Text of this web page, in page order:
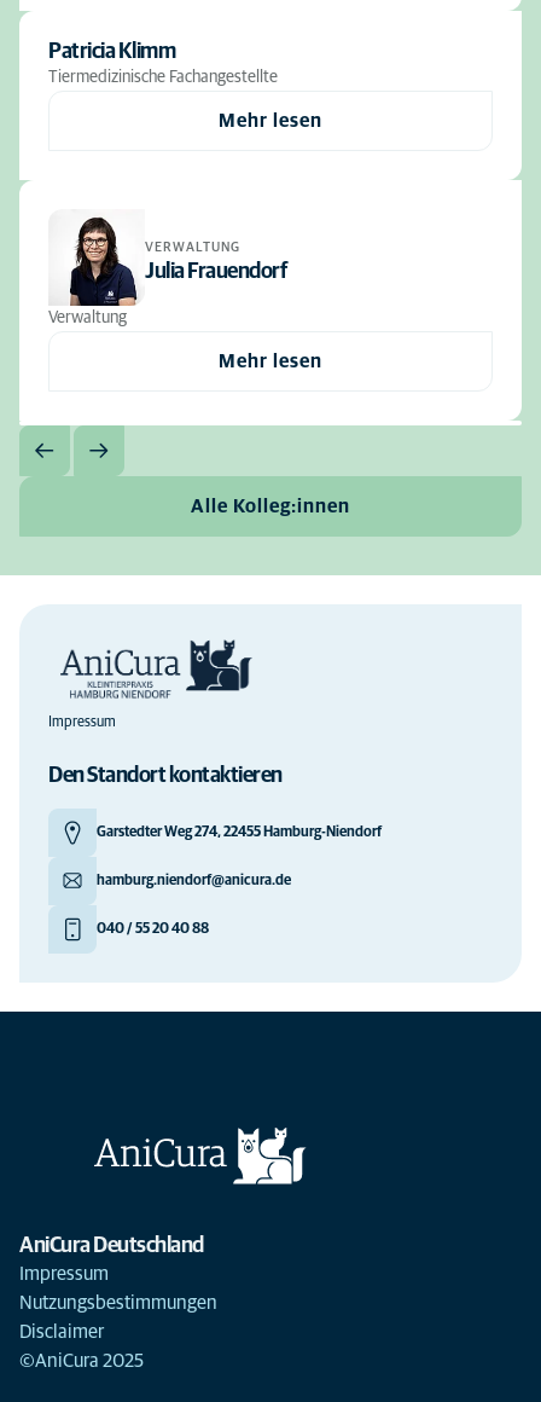
Patricia Klimm
Tiermedizinische Fachangestellte
Mehr lesen
VERWALTUNG
Julia Frauendorf
Verwaltung
Mehr lesen
Alle Kolleg:innen
Impressum
Den Standort kontaktieren
Garstedter Weg 274, 22455 Hamburg-Niendorf
hamburg.niendorf@anicura.de
040 / 55 20 40 88
AniCura Deutschland
Impressum
Nutzungsbestimmungen
Disclaimer
©AniCura 2025